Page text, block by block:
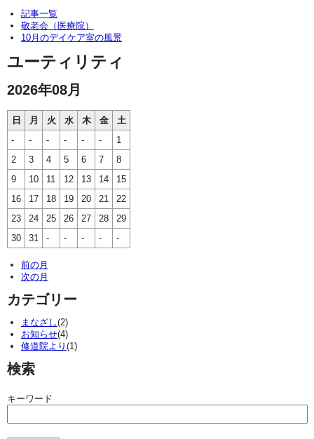
記事一覧
敬老会（医療院）
10月のデイケア室の風景
ユーティリティ
2026年08月
日 月 火 水 木 金
土
-
- - - - -
1
2
3 4 5 6 7
8
9
10 11 12 13 14
15
16
17 18 19 20 21
22
23
24 25 26 27 28
29
30
31 - - - - -
前の月
次の月
カテゴリー
まなざし(2)
お知らせ(4)
修道院より (1)
検索
キーワード